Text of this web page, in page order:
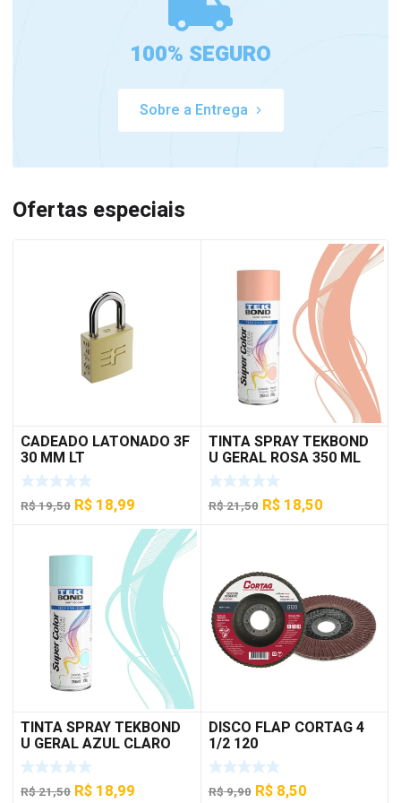
100% SEGURO
Sobre a Entrega
Ofertas especiais
CADEADO LATONADO 3F
30 MM LT
R$19,50 O
R$ 19,50.
R$ 18,99
preço
atual
é:
R$ 18,99.
TINTA SPRAY TEKBOND
U GERAL ROSA 350 ML
R$21,50 O
era:
R$ 21,50.
R$18,50O
R$ 18,50.
TINTA SPRAY TEKBOND
U GERAL AZUL CLARO
350 ML
R$21,50 O
R$ 18,99
DISCO FLAP CORTAG 4
1/2 120
R$9,90 O
R$8,50O